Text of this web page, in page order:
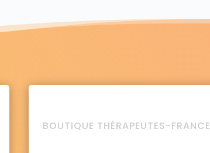
BOUTIQUE THÉRAPEUTES-FRANCE